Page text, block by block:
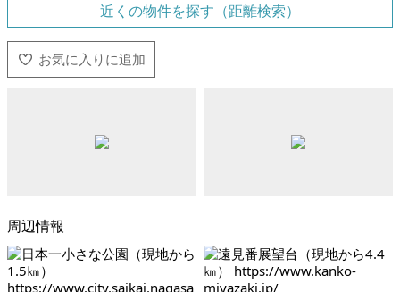
近くの物件を探す（距離検索）
周辺情報